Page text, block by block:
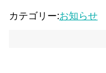
カテゴリー:お知らせ